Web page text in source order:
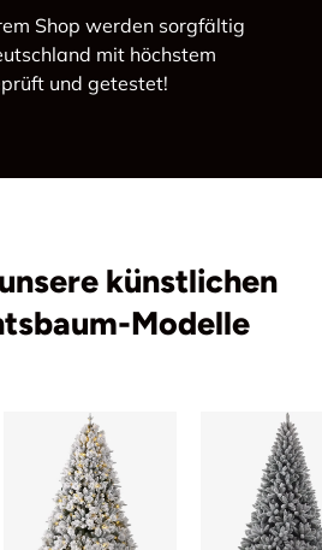
Shop werden sorgfältig
mit höchstem
und getestet!
künstlichen
Modelle